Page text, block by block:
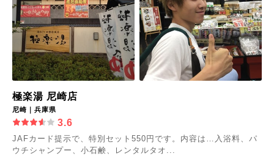
極楽湯 尼崎店
尼崎｜兵庫県
3.6
JAFカード提示で、特別セット550円です。内容は…入浴料、パ
ウチシャンプー、小石鹸、レンタルタオ...